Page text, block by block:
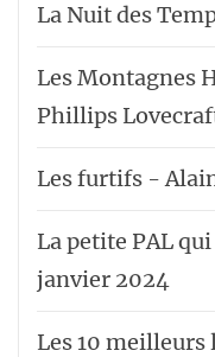
La Nuit des
Les Montagnes
Phillips
Les furtifs -
La petite PAL
janvier 2024
Les 10